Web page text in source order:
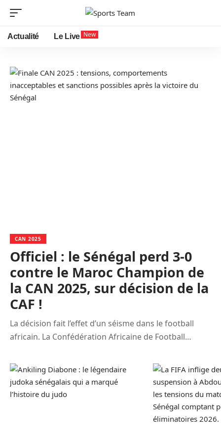
Actualité Le Live New
CAN 2025
Officiel : le Sénégal perd 3-0
contre le Maroc Champion de
la CAN 2025, sur décision de la
CAF !
La décision fait l’effet d’un séisme dans le football
africain. La Confédération Africaine de Football…